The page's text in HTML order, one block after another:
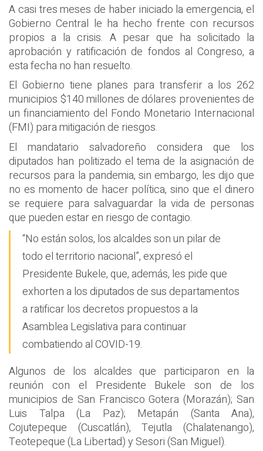
A casi tres meses de haber iniciado la emergencia, el
Gobierno Central le ha hecho frente con recursos
propios a la crisis. A pesar que ha solicitado la
aprobación y ratificación de fondos al Congreso, a
esta fecha no han resuelto.
El Gobierno tiene planes para transferir a los 262
municipios $140 millones de dólares provenientes de
un financiamiento del Fondo Monetario Internacional
(FMI) para mitigación de riesgos.
El mandatario salvadoreño considera que los
diputados han politizado el tema de la asignación de
recursos para la pandemia, sin embargo, les dijo que
no es momento de hacer política, sino que el dinero
se requiere para salvaguardar la vida de personas
que pueden estar en riesgo de contagio.
“No están solos, los alcaldes son un pilar de
todo el territorio nacional”, expresó el
Presidente Bukele, que, además, les pide que
exhorten a los diputados de sus departamentos
a ratificar los decretos propuestos a la
Asamblea Legislativa para continuar
combatiendo al COVID-19.
Algunos de los alcaldes que participaron en la
reunión con el Presidente Bukele son de los
municipios de San Francisco Gotera (Morazán); San
Luis Talpa (La Paz); Metapán (Santa Ana),
Cojutepeque (Cuscatlán), Tejutla (Chalatenango),
Teotepeque (La Libertad) y Sesori (San Miguel).